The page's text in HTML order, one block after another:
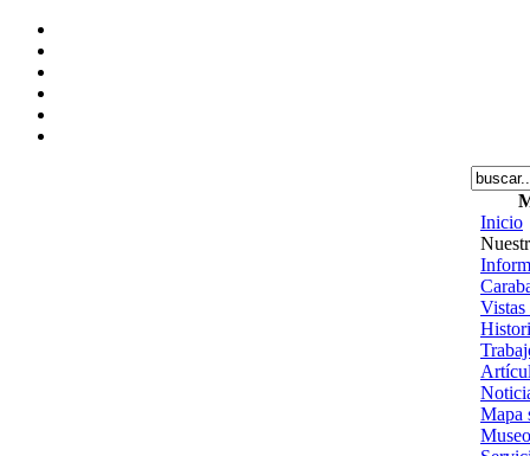
Inicio
Vistas
Mapa